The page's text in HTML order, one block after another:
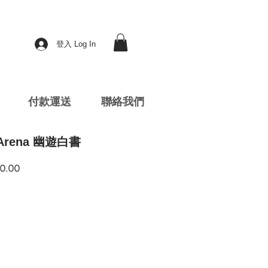
登入 Log In
付款運送 聯絡我們
幽遊白書
促